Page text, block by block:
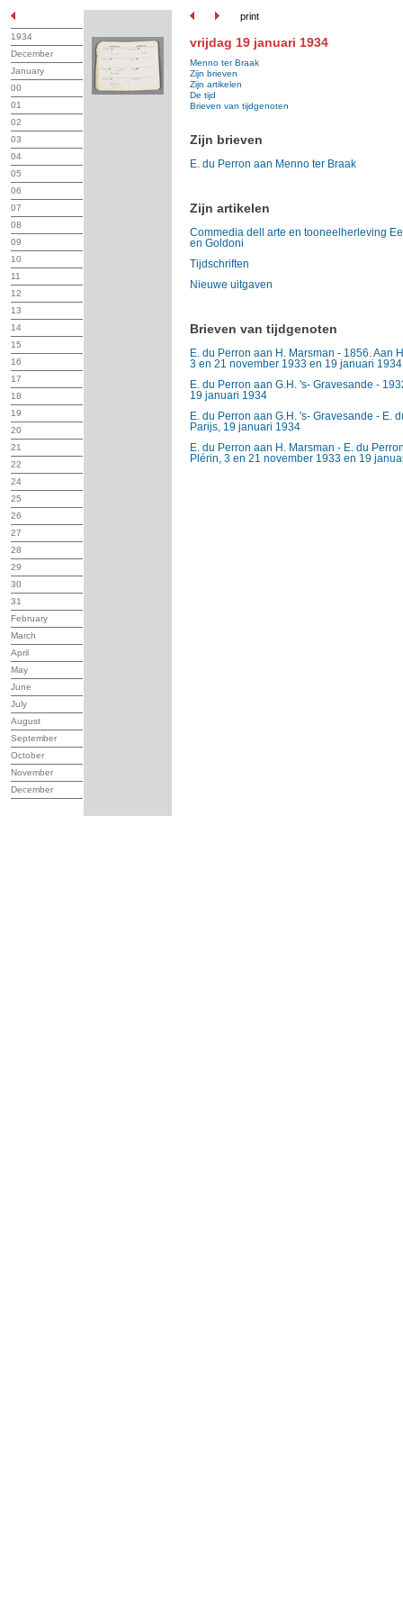
print
1934
December
January
00
01
02
03
04
05
06
07
08
09
10
11
12
13
14
15
16
17
18
19
20
21
22
24
25
26
27
28
29
30
31
February
March
April
May
June
July
August
September
October
November
December
vrijdag 19 januari 1934
Menno ter Braak
Zijn brieven
Zijn artikelen
De tijd
Brieven van tijdgenoten
Zijn brieven
E. du Perron aan Menno ter Braak
Zijn artikelen
Commedia dell arte en tooneelherleving
en Goldoni
Tijdschriften
Nieuwe uitgaven
Brieven van tijdgenoten
E. du Perron aan H. Marsman - 1856. Aan
3 en 21 november 1933 en 19 januari 1934
E. du Perron aan G.H. 's- Gravesande -
19 januari 1934
E. du Perron aan G.H. 's- Gravesande - E.
Parijs, 19 januari 1934
E. du Perron aan H. Marsman - E. du
Plérin, 3 en 21 november 1933 en 19